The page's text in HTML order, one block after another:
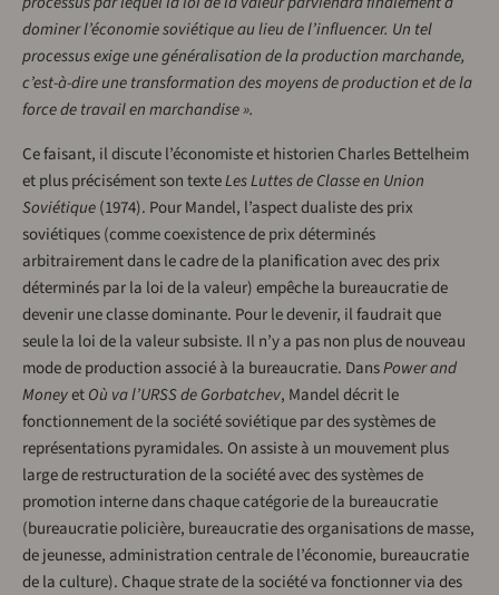
dominer l’économie soviétique au lieu de l’influencer. Un tel
processus exige une généralisation de la production marchande,
c’est-à-dire une transformation des moyens de production et de la
force de travail en marchandise ».
Ce faisant, il discute l’économiste et historien Charles Bettelheim
et plus précisément son texteLes Luttes de Classe en Union
Soviétique(1974). Pour Mandel, l’aspect dualiste des prix
soviétiques (comme coexistence de prix déterminés
arbitrairement dans le cadre de la planification avec des prix
déterminés par la loi de la valeur) empêche la bureaucratie de
devenir une classe dominante. Pour le devenir, il faudrait que
seule la loi de la valeur subsiste. Il n’y a pas non plus de nouveau
mode de production associé à la bureaucratie. DansPower and
MoneyetOù va l’URSS de Gorbatchev, Mandel décrit le
fonctionnement de la société soviétique par des systèmes de
représentations pyramidales. On assiste à un mouvement plus
large de restructuration de la société avec des systèmes de
promotion interne dans chaque catégorie de la bureaucratie
(bureaucratie policière, bureaucratie des organisations de masse,
de jeunesse, administration centrale de l’économie, bureaucratie
de la culture). Chaque strate de la société va fonctionner via des